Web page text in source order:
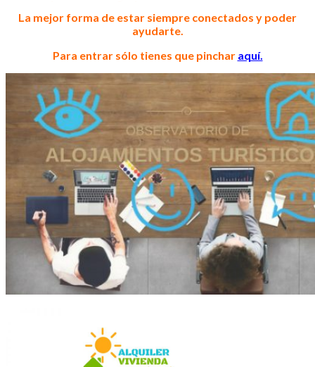
La mejor forma de estar siempre conectados y poder
ayudarte.
Para entrar sólo tienes que pinchar aquí.